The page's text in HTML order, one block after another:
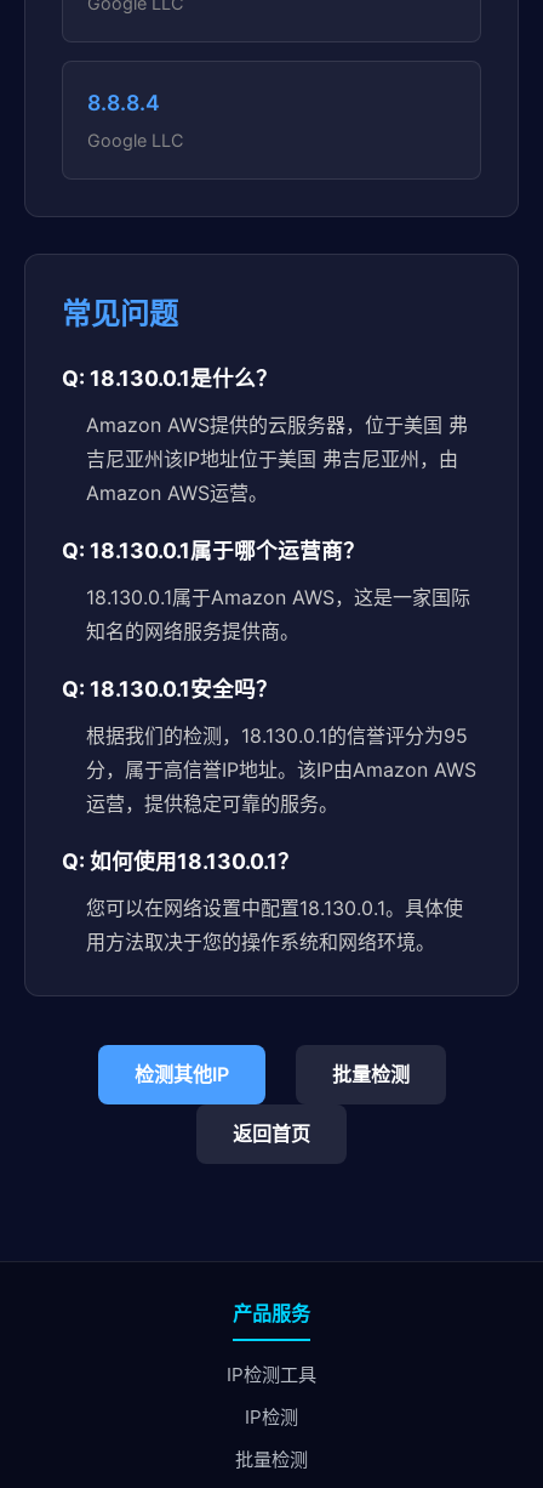
8.8.8.4
Google LLC
常见问题
Q: 18.130.0.1是什么？
Amazon AWS提供的云服务器，位于美国 弗
吉尼亚州该IP地址位于美国 弗吉尼亚州，由
Amazon AWS运营。
Q: 18.130.0.1属于哪个运营商？
18.130.0.1属于Amazon AWS，这是一家国际
知名的网络服务提供商。
Q: 18.130.0.1安全吗？
根据我们的检测，18.130.0.1的信誉评分为95
分，属于高信誉IP地址。该IP由Amazon AWS
运营，提供稳定可靠的服务。
Q: 如何使用18.130.0.1？
您可以在网络设置中配置18.130.0.1。具体使
用方法取决于您的操作系统和网络环境。
检测其他IP 批量检测
返回首页
产品服务
IP检测工具
IP检测
批量检测